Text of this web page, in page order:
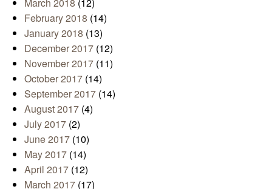
February 2018 (14)
January 2018 (13)
December 2017 (12)
November 2017 (11)
October 2017 (14)
September 2017 (14)
August 2017 (4)
July 2017 (2)
June 2017 (10)
May 2017 (14)
April 2017 (12)
March 2017 (17)